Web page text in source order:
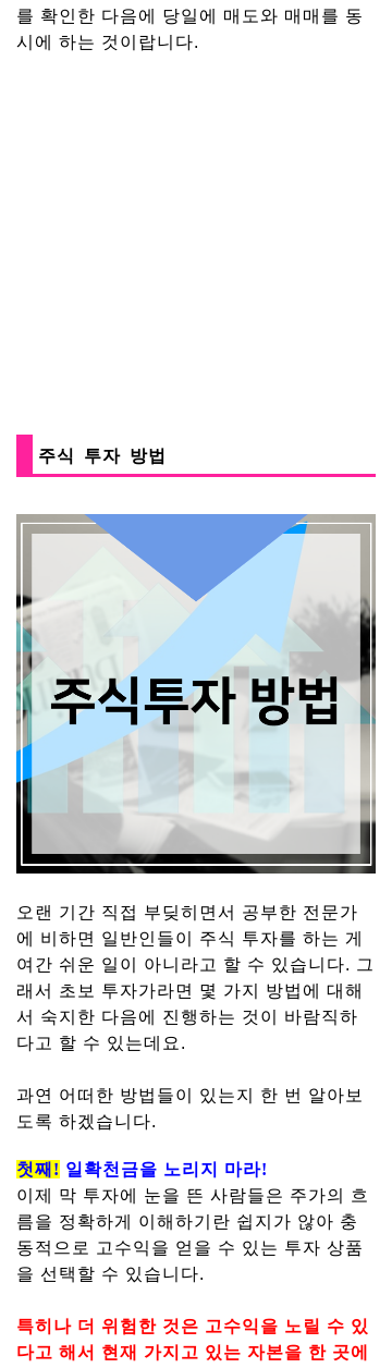
를 확인한 다음에 당일에 매도와 매매를 동
시에 하는 것이랍니다.
주식 투자 방법
오랜 기간 직접 부딪히면서 공부한 전문가
에 비하면 일반인들이 주식 투자를 하는 게
여간 쉬운 일이 아니라고 할 수 있습니다. 그
래서 초보 투자가라면 몇 가지 방법에 대해
서 숙지한 다음에 진행하는 것이 바람직하
다고 할 수 있는데요.
과연 어떠한 방법들이 있는지 한 번 알아보
도록 하겠습니다.
첫째! 일확천금을 노리지 마라!
이제 막 투자에 눈을 뜬 사람들은 주가의 흐
름을 정확하게 이해하기란 쉽지가 않아 충
동적으로 고수익을 얻을 수 있는 투자 상품
을 선택할 수 있습니다.
특히나 더 위험한 것은 고수익을 노릴 수 있
다고 해서 현재 가지고 있는 자본을 한 곳에